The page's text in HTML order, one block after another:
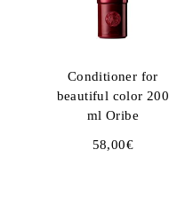
Conditioner for
beautiful color 200
ml Oribe
58,00€